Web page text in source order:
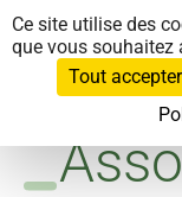
Panneau de gestion
Ce site utilise des
que vous souhaitez
Tout accepter